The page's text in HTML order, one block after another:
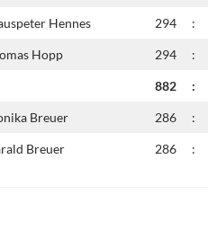
Hennes 294 :
Hopp 294 :
882 :
Breuer 286 :
Breuer 286 :